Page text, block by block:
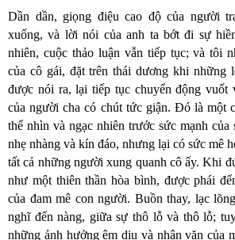
Dần dần, giọng điệu cao độ của người
xuống, và lời nói của anh ta bớt đi sự
nhiên, cuộc thảo luận vẫn tiếp tục; và tôi
của cô gái, đặt trên thái dương khi những
được nói ra, lại tiếp tục chuyển động vuốt
của người cha có chút tức giận. Đó là một
thể nhìn và ngạc nhiên trước sức mạnh của
nhẹ nhàng và kín đáo, nhưng lại có sức mê
tất cả những người xung quanh cô ấy. Khi
như một thiên thần hòa bình, được phái
của đam mê con người. Buồn thay, lạc
nghĩ đến nàng, giữa sự thô lỗ và thô lỗ;
những ảnh hưởng êm dịu và nhân văn của